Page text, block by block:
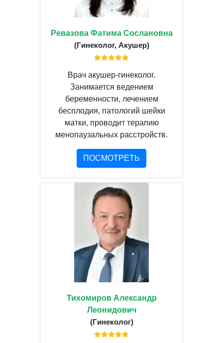
Ревазова Фатима Сослановна
(Гинеколог, Акушер)
Врач акушер-гинеколог.
Занимается ведением
беременности, лечением
бесплодия, патологий шейки
матки, проводит терапию
менопаузальных расстройств.
ПОСМОТРЕТЬ
Тихомиров Александр
Леонидович
(Гинеколог)